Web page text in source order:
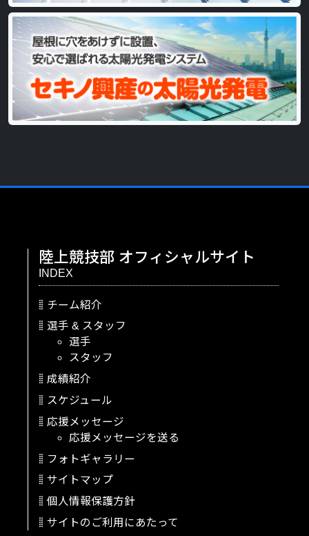
陸上競技部 オフィシャルサイト
INDEX
チーム紹介
選手 & スタッフ
選手
スタッフ
成績紹介
スケジュール
応援メッセージ
応援メッセージを送る
フォトギャラリー
サイトマップ
個人情報保護方針
サイトのご利用にあたって